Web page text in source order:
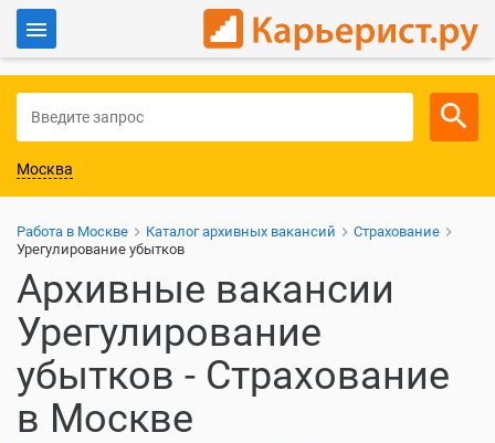
Для работодателей
Москва
Работа в Москве Каталог архивных вакансий
Страхование
Урегулирование убытков
Архивные вакансии
Урегулирование
убытков - Страхование
в Москве